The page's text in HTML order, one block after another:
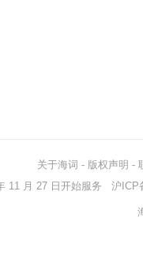
关于海词 - 版权声明 -
11 月 27 日开始服务 沪ICP